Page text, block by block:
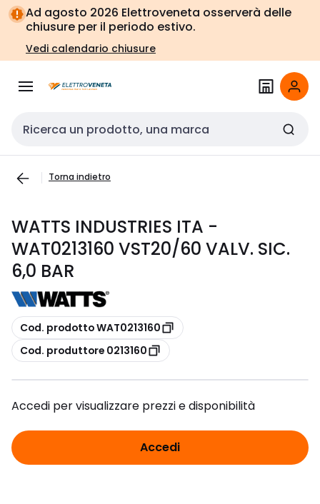
Vai alla
navigazione
Vai
alla
pagina
Ad agosto 2026 Elettroveneta osserverà delle
chiusure per il periodo estivo.
Vedi calendario chiusure
Cerca input
Torna indietro
WATTS INDUSTRIES ITA -
WAT0213160 VST20/60 VALV. SIC.
6,0 BAR
copia
Cod. prodotto WAT0213160
copia
Cod. produttore 0213160
Accedi per visualizzare prezzi e disponibilità
Accedi